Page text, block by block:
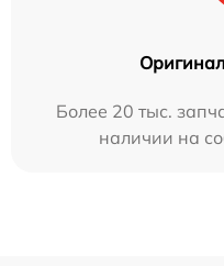
Более 20 тыс.
наличии на